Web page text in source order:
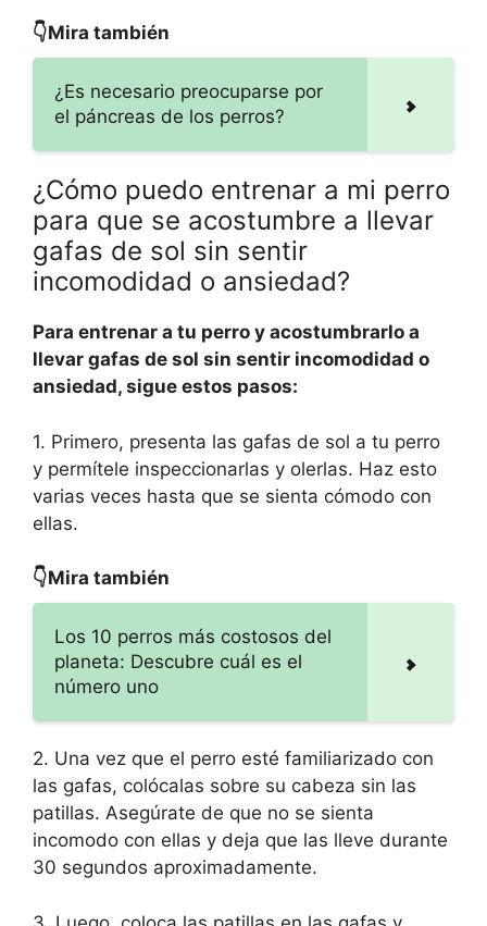
👇Mira también
¿Es necesario preocuparse por
el páncreas de los perros?
¿Cómo puedo entrenar a mi perro
para que se acostumbre a llevar
gafas de sol sin sentir
incomodidad o ansiedad?
Para entrenar a tu perro y acostumbrarlo a
llevar gafas de sol sin sentir incomodidad o
ansiedad, sigue estos pasos:
1. Primero, presenta las gafas de sol a tu perro
y permítele inspeccionarlas y olerlas. Haz esto
varias veces hasta que se sienta cómodo con
ellas.
👇Mira también
Los 10 perros más costosos del
planeta: Descubre cuál es el
número uno
2. Una vez que el perro esté familiarizado con
las gafas, colócalas sobre su cabeza sin las
patillas. Asegúrate de que no se sienta
incomodo con ellas y deja que las lleve durante
30 segundos aproximadamente.